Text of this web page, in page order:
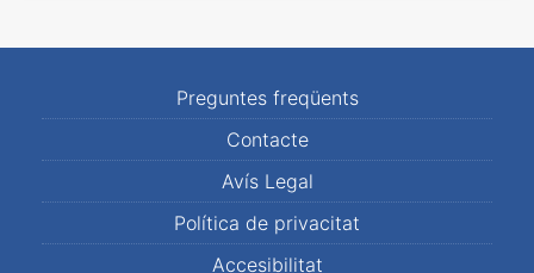
Preguntes freqüents
Contacte
Avís Legal
Política de privacitat
Accesibilitat